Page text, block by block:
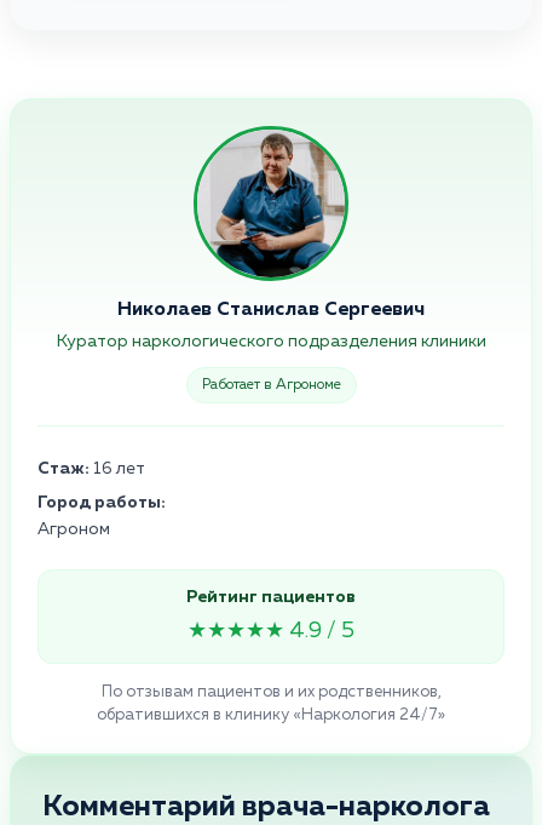
Николаев Станислав Сергеевич
Куратор наркологического подразделения клиники
Работает в Агрономе
Стаж: 16 лет
Город работы:
Агроном
Рейтинг пациентов
★★★★★ 4.9 / 5
По отзывам пациентов и их родственников,
обратившихся в клинику «Наркология 24/7»
Комментарий врача-нарколога